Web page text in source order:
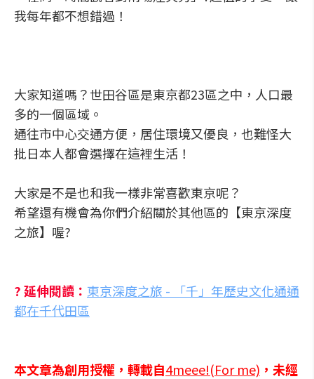
我每年都不想錯過！
大家知道嗎？世田谷區是東京都23區之中，人口最
多的一個區域。
通往市中心交通方便，居住環境又優良，也難怪大
批日本人都會選擇在這裡生活！
大家是不是也和我一樣非常喜歡東京呢？
希望還有機會為你們介紹關於其他區的【東京深度
之旅】喔?
? 延伸閱讀： 東京深度之旅 - 「千」年歷史文化通通
都在千代田區
本文章為創用授權，轉載自4meee!(For me) ，未經